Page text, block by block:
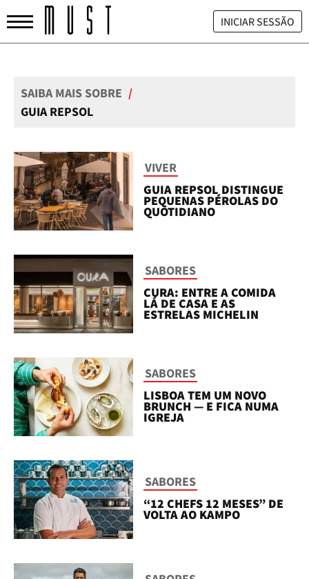
INICIAR SESSÃO
SAIBA MAIS SOBRE /
GUIA REPSOL
VIVER
GUIA REPSOL DISTINGUE
PEQUENAS PÉROLAS DO
QUOTIDIANO
SABORES
CURA: ENTRE A COMIDA
LÁ DE CASA E AS
ESTRELAS MICHELIN
SABORES
LISBOA TEM UM NOVO
BRUNCH — E FICA NUMA
IGREJA
SABORES
“12 CHEFS 12 MESES” DE
VOLTA AO KAMPO